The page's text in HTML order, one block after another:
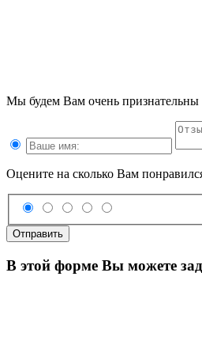
Мы будем Вам очень признательны
Оцените на сколько Вам
Отправить
В этой форме Вы можете